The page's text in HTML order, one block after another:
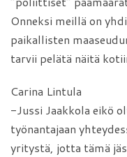
Onneksi meillä on
paikallisten
tarvii pelätä näitä
Carina Lintula
-Jussi Jaakkola eikö
työnantajaan
yritystä, jotta tämä